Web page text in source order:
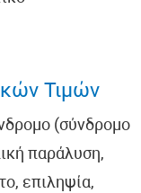
Τιμών
(σύνδρομο
παράλυση,
επιληψία,